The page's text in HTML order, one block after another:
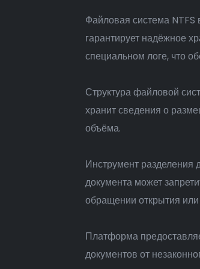
Файловая система
гарантирует надёжное
специальном логе, что
Структура файловой
хранит сведения о
объёма.
Инструмент разделения
документа может
обращении открытия
Платформа
документов от